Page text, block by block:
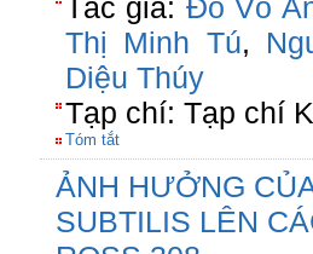
Tác giả: Đỗ Võ
Thị Minh Tú,
Diệu Thúy
Tạp chí: Tạp chí
Tóm tắt
ẢNH HƯỞNG
SUBTILIS LÊN